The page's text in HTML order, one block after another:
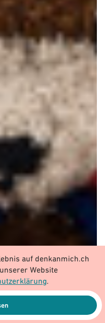
auf denkanmich.ch
Website
.